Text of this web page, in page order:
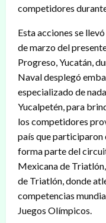
competidores
Esta acciones se
de marzo del
Progreso, Yucatán,
Naval desplegó
especializado de
Yucalpetén, para
los competidores
país que participaron
forma parte del
Mexicana de
de Triatlón, donde
competencias
Juegos Olímpicos.